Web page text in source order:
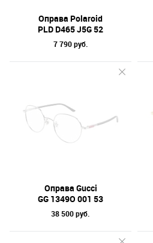
Оправа Polaroid
PLD D465 J5G 52
7 790 руб.
Оправа Gucci
GG 1349O 001 53
38 500 руб.